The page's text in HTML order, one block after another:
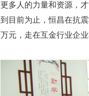
更多人的力量和资源，
到目前为止，恒昌在抗
万元，走在互金行业企